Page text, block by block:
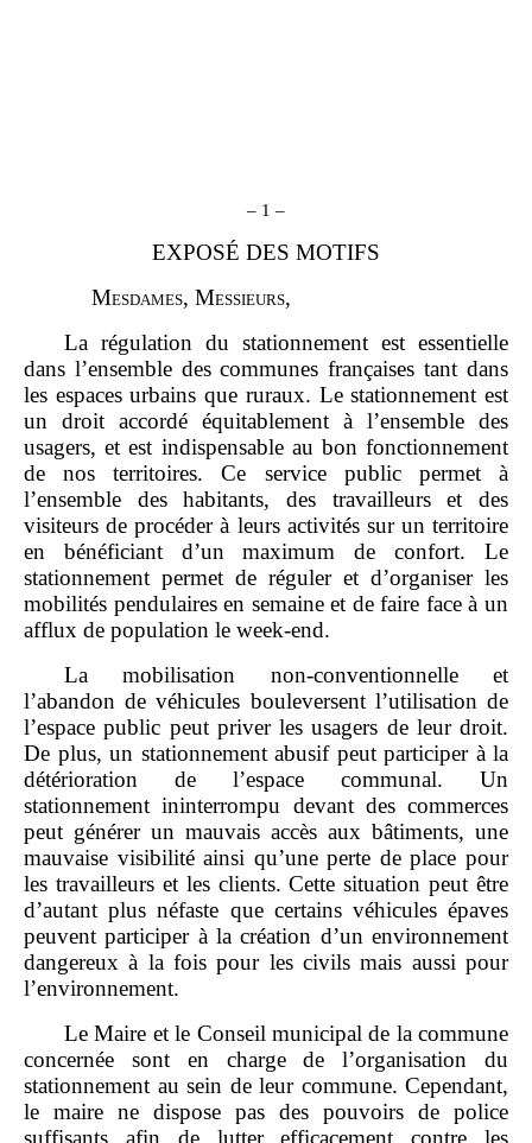
– 1 –
EXPOSÉ DES MOTIFS
Mesdames, Messieurs,
La régulation du stationnement est essentielle
dans l’ensemble des communes françaises tant dans
les espaces urbains que ruraux. Le stationnement est
un droit accordé équitablement à l’ensemble des
usagers, et est indispensable au bon fonctionnement
de nos territoires. Ce service public permet à
l’ensemble des habitants, des travailleurs et des
visiteurs de procéder à leurs activités sur un territoire
en bénéficiant d’un maximum de confort. Le
stationnement permet de réguler et d’organiser les
mobilités pendulaires en semaine et de faire face à un
afflux de population le week‑end.
La mobilisation non‑conventionnelle et
l’abandon de véhicules bouleversent l’utilisation de
l’espace public peut priver les usagers de leur droit.
De plus, un stationnement abusif peut participer à la
détérioration de l’espace communal. Un
stationnement ininterrompu devant des commerces
peut générer un mauvais accès aux bâtiments, une
mauvaise visibilité ainsi qu’une perte de place pour
les travailleurs et les clients. Cette situation peut être
d’autant plus néfaste que certains véhicules épaves
peuvent participer à la création d’un environnement
dangereux à la fois pour les civils mais aussi pour
l’environnement.
Le Maire et le Conseil municipal de la commune
concernée sont en charge de l’organisation du
stationnement au sein de leur commune. Cependant,
le maire ne dispose pas des pouvoirs de police
suffisants afin de lutter efficacement contre les